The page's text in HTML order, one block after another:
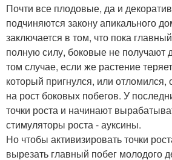
Почти все плодовые, да и
подчиняются закону апикального
заключается в том, что пока
полную силу, боковые не получают
том случае, если же растение
который пригнулся, или отломился,
на рост боковых побегов. У
точки роста и начинают
стимуляторы роста - ауксины.
Но чтобы активизировать точки
вырезать главный побег молодого